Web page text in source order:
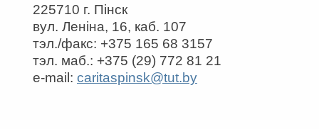
225710 г. Пінск
вул. Леніна, 16, каб. 107
тэл./факс: +375 165 68 3157
тэл. маб.: +375 (29) 772 81 21
e-mail: caritaspinsk@tut.by